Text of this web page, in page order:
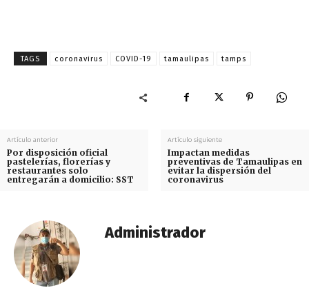
TAGS coronavirus COVID-19 tamaulipas tamps
Artículo anterior
Por disposición oficial
pastelerías, florerías y
restaurantes solo
entregarán a domicilio: SST
Artículo siguiente
Impactan medidas
preventivas de Tamaulipas en
evitar la dispersión del
coronavirus
Administrador